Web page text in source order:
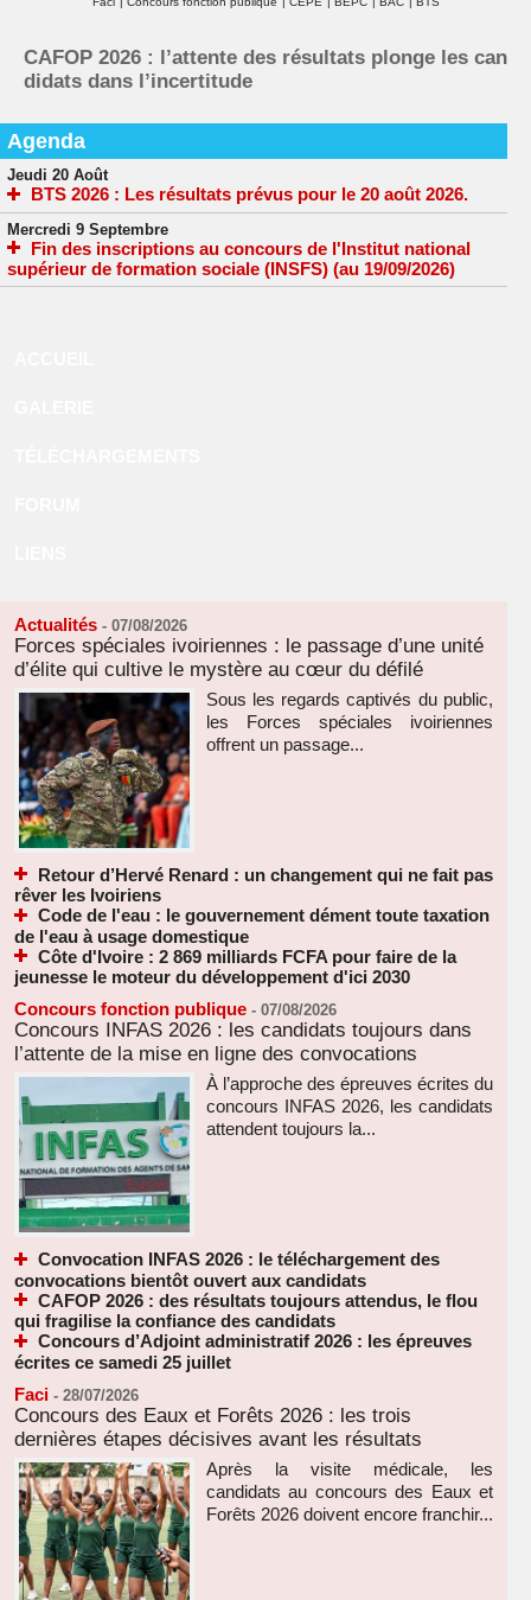
CAFOP 2026 : l’attente des résultats plonge les can
didats dans l’incertitude
Agenda
Jeudi 20 Août
BTS 2026 : Les résultats prévus pour le 20 août 2026.
Mercredi 9 Septembre
Fin des inscriptions au concours de l'Institut national
supérieur de formation sociale (INSFS) (au 19/09/2026)
Actualités - 07/08/2026
Forces spéciales ivoiriennes : le passage d’une unité
d’élite qui cultive le mystère au cœur du défilé
Sous les regards captivés du public,
les Forces spéciales ivoiriennes
offrent un passage...
Retour d’Hervé Renard : un changement qui ne fait pas
rêver les Ivoiriens
Code de l'eau : le gouvernement dément toute taxation
de l'eau à usage domestique
Côte d'Ivoire : 2 869 milliards FCFA pour faire de la
jeunesse le moteur du développement d'ici 2030
Concours fonction publique - 07/08/2026
Concours INFAS 2026 : les candidats toujours dans
l’attente de la mise en ligne des convocations
À l’approche des épreuves écrites du
concours INFAS 2026, les candidats
attendent toujours la...
Convocation INFAS 2026 : le téléchargement des
convocations bientôt ouvert aux candidats
CAFOP 2026 : des résultats toujours attendus, le flou
qui fragilise la confiance des candidats
Concours d’Adjoint administratif 2026 : les épreuves
écrites ce samedi 25 juillet
Faci - 28/07/2026
Concours des Eaux et Forêts 2026 : les trois
dernières étapes décisives avant les résultats
Après la visite médicale, les
candidats au concours des Eaux et
Forêts 2026 doivent encore franchir...